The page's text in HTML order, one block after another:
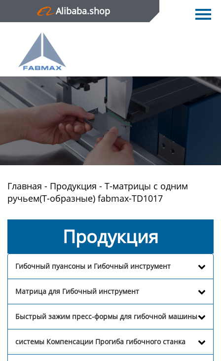
Alibaba.shop
Главная
Продукция
Новости
О нас
Контактная информация
Главная - Продукция - Т-матрицы с одним
ручьем(Т-образные) fabmax-TD1017
Продукция
Гибочный пуансоны и Гибочный инструмент
Матрица для Гибочный инструмент
Быстрый зажим пресс-формы для гибочной машины
системы Компенсации Прогиба гибочного станка